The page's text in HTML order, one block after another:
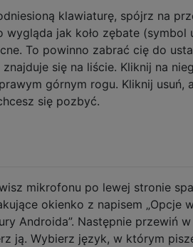
klawiaturę, spójrz na
wygląda jak koło zębate (symbol
To powinno zabrać cię do
się na liście. Kliknij na
górnym rogu. Kliknij usuń,
się pozbyć.
mikrofonu po lewej stronie
okienko z napisem „Opcje
Androida”. Następnie przewiń
ją. Wybierz język, w którym